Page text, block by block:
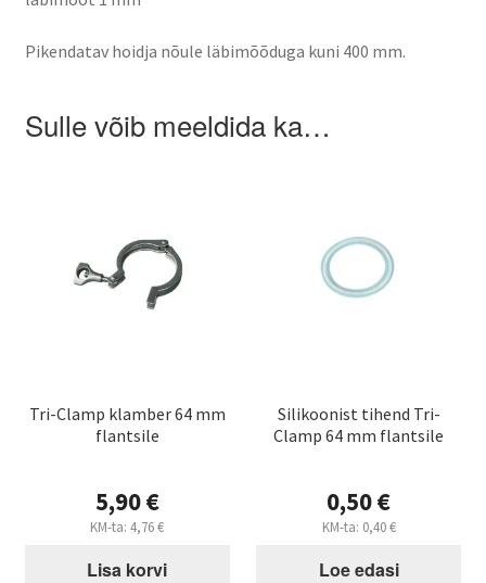
Varroa mite control – when and how
Pikendatav hoidja nõule läbimõõduga kuni 400 mm.
Sulle võib meeldida ka…
Tri-Clamp klamber 64 mm
flantsile
5,90€
KM-ta:4,76€
Lisa korvi
Silikoonist tihend Tri-
Clamp 64 mm flantsile
0,50€
KM-ta: 0,40€
Loe edasi